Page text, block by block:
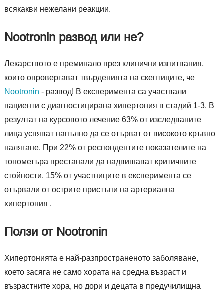
всякакви нежелани реакции.
Nootronin развод или не?
Лекарството е преминало през клинични изпитвания,
които опровергават твърденията на скептиците, че
Nootronin - развод! В експеримента са участвали
пациенти с диагностицирана хипертония в стадий 1-3. В
резултат на курсовото лечение 63% от изследваните
лица успяват напълно да се отърват от високото кръвно
налягане. При 22% от респондентите показателите на
тонометъра престанали да надвишават критичните
стойности. 15% от участниците в експеримента се
отървали от острите пристъпи на артериална
хипертония .
Ползи от Nootronin
Хипертонията е най-разпространеното заболяване,
което засяга не само хората на средна възраст и
възрастните хора, но дори и децата в предучилищна